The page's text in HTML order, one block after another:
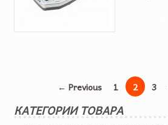
← Previous 1 2 3
КАТЕГОРИИ ТОВАРА